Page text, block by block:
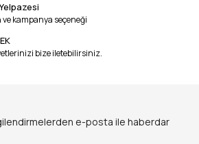
kampanya seçeneği
bize iletebilirsiniz.
e-posta ile haberdar